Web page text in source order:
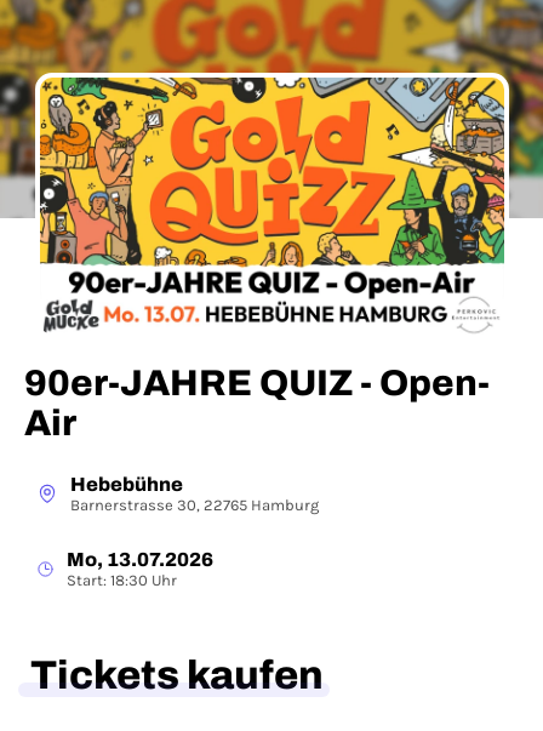
90er-JAHRE QUIZ - Open-
Air
Hebebühne
Barnerstrasse 30, 22765 Hamburg
Mo, 13.07.2026
Start: 18:30 Uhr
Tickets kaufen